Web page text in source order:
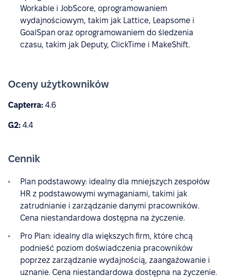
Workable i JobScore, oprogramowaniem
wydajnościowym, takim jak Lattice, Leapsome i
GoalSpan oraz oprogramowaniem do śledzenia
czasu, takim jak Deputy, ClickTime i MakeShift.
Oceny użytkowników
Capterra: 4.6
G2: 4.4
Cennik
Plan podstawowy: idealny dla mniejszych zespołów
HR z podstawowymi wymaganiami, takimi jak
zatrudnianie i zarządzanie danymi pracowników.
Cena niestandardowa dostępna na życzenie.
Pro Plan: idealny dla większych firm, które chcą
podnieść poziom doświadczenia pracowników
poprzez zarządzanie wydajnością, zaangażowanie i
uznanie. Cena niestandardowa dostępna na życzenie.